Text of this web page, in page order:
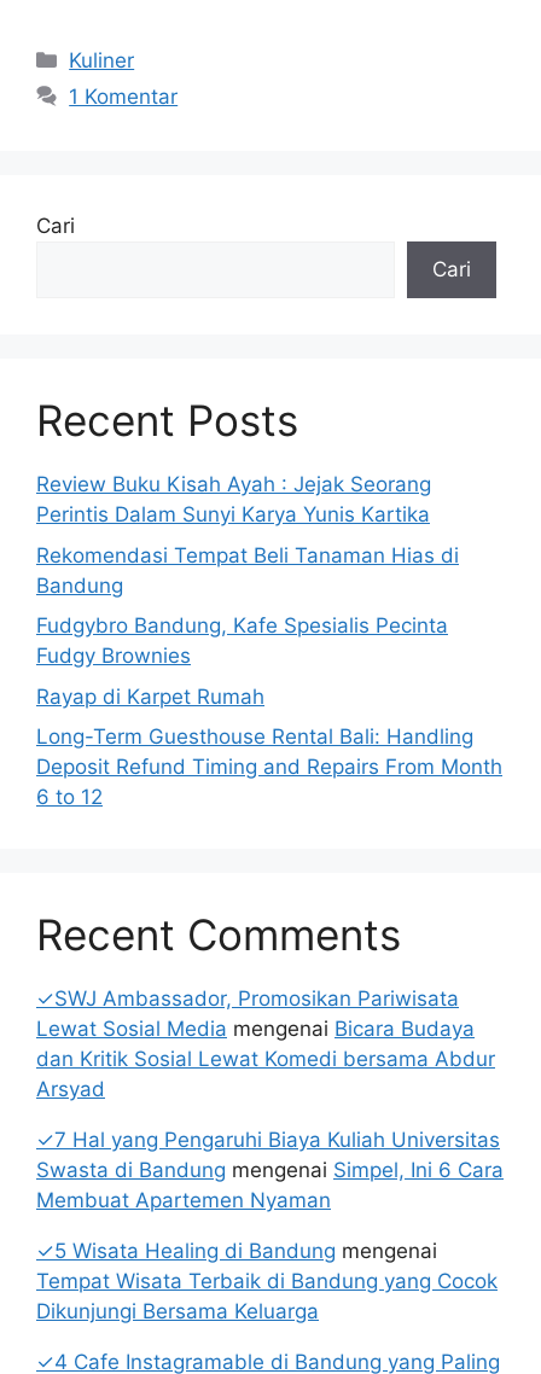
Kategori
Kuliner
1 Komentar
Cari
Cari
Recent Posts
Review Buku Kisah Ayah : Jejak Seorang
Perintis Dalam Sunyi Karya Yunis Kartika
Rekomendasi Tempat Beli Tanaman Hias di
Bandung
Fudgybro Bandung, Kafe Spesialis Pecinta
Fudgy Brownies
Rayap di Karpet Rumah
Long-Term Guesthouse Rental Bali: Handling
Deposit Refund Timing and Repairs From Month
6 to 12
Recent Comments
✓SWJ Ambassador, Promosikan Pariwisata
Lewat Sosial Media mengenai Bicara Budaya
dan Kritik Sosial Lewat Komedi bersama Abdur
Arsyad
✓7 Hal yang Pengaruhi Biaya Kuliah Universitas
Swasta di Bandung mengenai Simpel, Ini 6 Cara
Membuat Apartemen Nyaman
✓5 Wisata Healing di Bandung mengenai
Tempat Wisata Terbaik di Bandung yang Cocok
Dikunjungi Bersama Keluarga
✓4 Cafe Instagramable di Bandung yang Paling